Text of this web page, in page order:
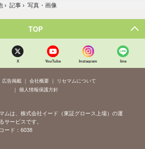
› 記事 › 写真・画像
TOP
X YouTube Instagram line
広告掲載 会社概要
リセマムについて
個人情報保護方針
ムは、株式会社イード（東証グロース上場）の運
サービスです。
ード：6038